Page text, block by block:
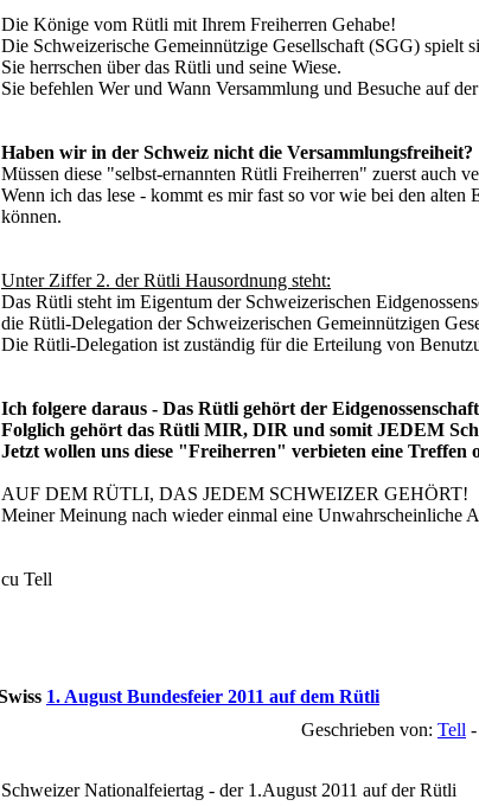
Die Könige vom Rütli mit Ihrem Freiherren Gehabe!
Die Schweizerische Gemeinnützige Gesellschaft (SGG)
Sie herrschen über das Rütli und seine Wiese.
Sie befehlen Wer und Wann Versammlung und Besuche auf
Haben wir in der Schweiz nicht die Versammlungsfreiheit?
Müssen diese "selbst-ernannten Rütli Freiherren" zuerst auch
Wenn ich das lese - kommt es mir fast so vor wie bei den
können.
Unter Ziffer 2. der Rütli Hausordnung steht:
Das Rütli steht im Eigentum der Schweizerischen
die Rütli-Delegation der Schweizerischen Gemeinnützigen
Die Rütli-Delegation ist zuständig für die Erteilung von
Ich folgere daraus - Das Rütli gehört der Eidgenossenschaft
Folglich gehört das Rütli MIR, DIR und somit JEDEM
Jetzt wollen uns diese "Freiherren" verbieten eine Treffen
AUF DEM RÜTLI, DAS JEDEM SCHWEIZER GEHÖRT!
Meiner Meinung nach wieder einmal eine Unwahrscheinliche
cu Tell
1. August Bundesfeier 2011 auf dem Rütli
Geschrieben von: Tell
Schweizer Nationalfeiertag - der 1.August 2011 auf der Rütli